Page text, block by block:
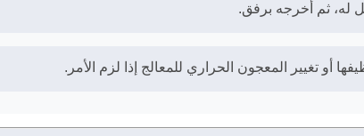
له، ثم أخرجه برفق.
أو تغيير المعجون الحراري للمعالج إذا لزم الأمر.